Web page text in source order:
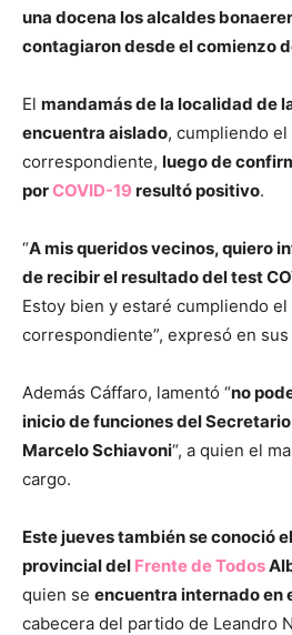
una docena los alcaldes
contagiaron desde el comienzo
El mandamás de la localidad de
encuentra aislado, cumpliendo
correspondiente, luego de
porCOVID-19 resultó positivo.
“A mis queridos vecinos, quiero
de recibir el resultado del test
Estoy bien y estaré cumpliendo
correspondiente”, expresó en
Además Cáffaro, lamentó “no
inicio de funciones del
Marcelo Schiavoni“, a quien el
cargo.
Este jueves también se conoció
provincial del Frente de Todos
quien se encuentra internado en
cabecera del partido de Leandro